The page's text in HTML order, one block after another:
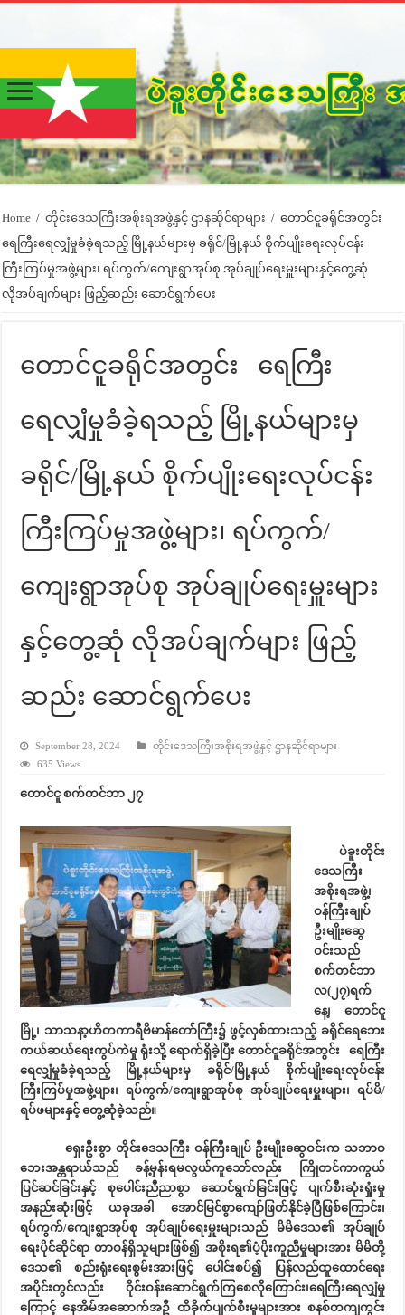
Home / တိုင်းဒေသကြီးအစိုးရအဖွဲ့နှင့် ဌာနဆိုင်ရာများ / တောင်ငူခရိုင်အတွင်း
ရေကြီးရေလျှံမှုခံခဲ့ရသည့် မြို့နယ်များမှ ခရိုင်/မြို့နယ် စိုက်ပျိုးရေးလုပ်ငန်း
ကြီးကြပ်မှုအဖွဲ့များ၊ ရပ်ကွက်/ကျေးရွာအုပ်စု အုပ်ချုပ်ရေးမှူးများနှင့်တွေ့ဆုံ
လိုအပ်ချက်များ ဖြည့်ဆည်း ဆောင်ရွက်ပေး
တောင်ငူခရိုင်အတွင်း ရေကြီး
ရေလျှံမှုခံခဲ့ရသည့် မြို့နယ်များမှ
ခရိုင်/မြို့နယ် စိုက်ပျိုးရေးလုပ်ငန်း
ကြီးကြပ်မှုအဖွဲ့များ၊ ရပ်ကွက်/
ကျေးရွာအုပ်စု အုပ်ချုပ်ရေးမှူးများ
နှင့်တွေ့ဆုံ လိုအပ်ချက်များ ဖြည့်
ဆည်း ဆောင်ရွက်ပေး
September 28, 2024
တိုင်းဒေသကြီးအစိုးရအဖွဲ့နှင့် ဌာနဆိုင်ရာများ
635 Views
တောင်ငူ စက်တင်ဘာ ၂၇
ပဲခူးတိုင်း
ဒေသကြီး
အစိုးရအဖွဲ့၊
ဝန်ကြီးချုပ်
ဦးမျိုးဆွေ
ဝင်းသည်
စက်တင်ဘာ
လ(၂၇)ရက်
နေ့၊ တောင်ငူ
မြို့၊ သာသနာ့ဟိတကာရီဗိမာန်တော်ကြီး၌ ဖွင့်လှစ်ထားသည့် ခရိုင်ရေဘေး
ကယ်ဆယ်ရေးကွပ်ကဲမှု ရုံးသို့ ရောက်ရှိခဲ့ပြီး တောင်ငူခရိုင်အတွင်း ရေကြီး
ရေလျှံမှုခံခဲ့ရသည့် မြို့နယ်များမှ ခရိုင်/မြို့နယ် စိုက်ပျိုးရေးလုပ်ငန်း
ကြီးကြပ်မှုအဖွဲ့များ၊ ရပ်ကွက်/ကျေးရွာအုပ်စု အုပ်ချုပ်ရေးမှူးများ၊ ရပ်မိ/
ရပ်ဖများနှင့် တွေ့ဆုံခဲ့သည်။
ရှေးဦးစွာ တိုင်းဒေသကြီး ဝန်ကြီးချုပ် ဦးမျိုးဆွေဝင်းက သဘာဝ
ဘေးအန္တရာယ်သည် ခန့်မှန်းရမလွယ်ကူသော်လည်း ကြိုတင်ကာကွယ်
ပြင်ဆင်ခြင်းနှင့် စုပေါင်းညီညာစွာ ဆောင်ရွက်ခြင်းဖြင့် ပျက်စီးဆုံးရှုံးမှု
အနည်းဆုံးဖြင့် ယခုအခါ အောင်မြင်စွာကျော်ဖြတ်နိုင်ခဲ့ပြီဖြစ်ကြောင်း၊
ရပ်ကွက်/ကျေးရွာအုပ်စု အုပ်ချုပ်ရေးမှူးများသည် မိမိဒေသ၏ အုပ်ချုပ်
ရေးပိုင်ဆိုင်ရာ တာဝန်ရှိသူများဖြစ်၍ အစိုးရ၏ပံ့ပိုးကူညီမှုများအား မိမိတို့
ဒေသ၏ စည်းရုံးရေးစွမ်းအားဖြင့် ပေါင်းစပ်၍ ပြန်လည်ထူထောင်ရေး
အပိုင်းတွင်လည်း ဝိုင်းဝန်းဆောင်ရွက်ကြစေလိုကြောင်း၊ရေကြီးရေလျှံမှု
ကြောင့် နေအိမ်အဆောက်အဦ ထိခိုက်ပျက်စီးမှုများအား စနစ်တကျကွင်း